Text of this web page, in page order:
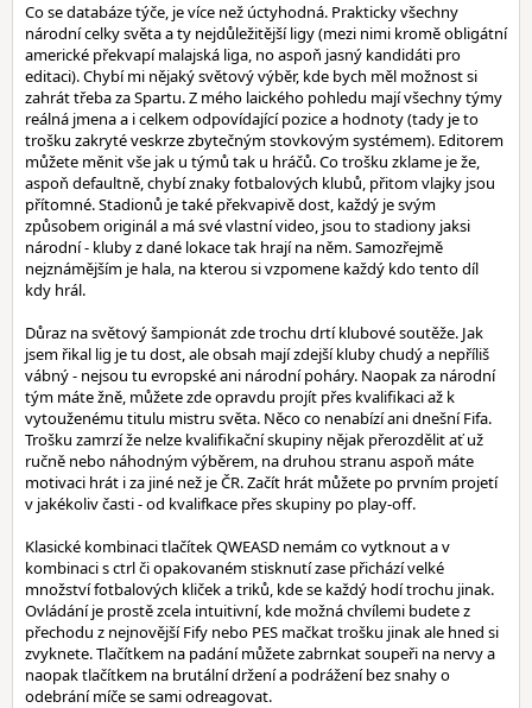
Co se databáze týče, je více než úctyhodná. Prakticky všechny
národní celky světa a ty nejdůležitější ligy (mezi nimi kromě obligátní
americké překvapí malajská liga, no aspoň jasný kandidáti pro
editaci). Chybí mi nějaký světový výběr, kde bych měl možnost si
zahrát třeba za Spartu. Z mého laického pohledu mají všechny týmy
reálná jmena a i celkem odpovídající pozice a hodnoty (tady je to
trošku zakryté veskrze zbytečným stovkovým systémem). Editorem
můžete měnit vše jak u týmů tak u hráčů. Co trošku zklame je že,
aspoň defaultně, chybí znaky fotbalových klubů, přitom vlajky jsou
přítomné. Stadionů je také překvapivě dost, každý je svým
způsobem originál a má své vlastní video, jsou to stadiony jaksi
národní - kluby z dané lokace tak hrají na něm. Samozřejmě
nejznámějším je hala, na kterou si vzpomene každý kdo tento díl
kdy hrál.
Důraz na světový šampionát zde trochu drtí klubové soutěže. Jak
jsem řikal lig je tu dost, ale obsah mají zdejší kluby chudý a nepříliš
vábný - nejsou tu evropské ani národní poháry. Naopak za národní
tým máte žně, můžete zde opravdu projít přes kvalifikaci až k
vytouženému titulu mistru světa. Něco co nenabízí ani dnešní Fifa.
Trošku zamrzí že nelze kvalifikační skupiny nějak přerozdělit ať už
ručně nebo náhodným výběrem, na druhou stranu aspoň máte
motivaci hrát i za jiné než je ČR. Začít hrát můžete po prvním projetí
v jakékoliv časti - od kvalifkace přes skupiny po play-off.
Klasické kombinaci tlačítek QWEASD nemám co vytknout a v
kombinaci s ctrl či opakovaném stisknutí zase přichází velké
množství fotbalových kliček a triků, kde se každý hodí trochu jinak.
Ovládání je prostě zcela intuitivní, kde možná chvílemi budete z
přechodu z nejnovější Fify nebo PES mačkat trošku jinak ale hned si
zvyknete. Tlačítkem na padání můžete zabrnkat soupeři na nervy a
naopak tlačítkem na brutální držení a podrážení bez snahy o
odebrání míče se sami odreagovat.